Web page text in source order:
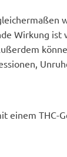
Wirkung ist
einem THC-